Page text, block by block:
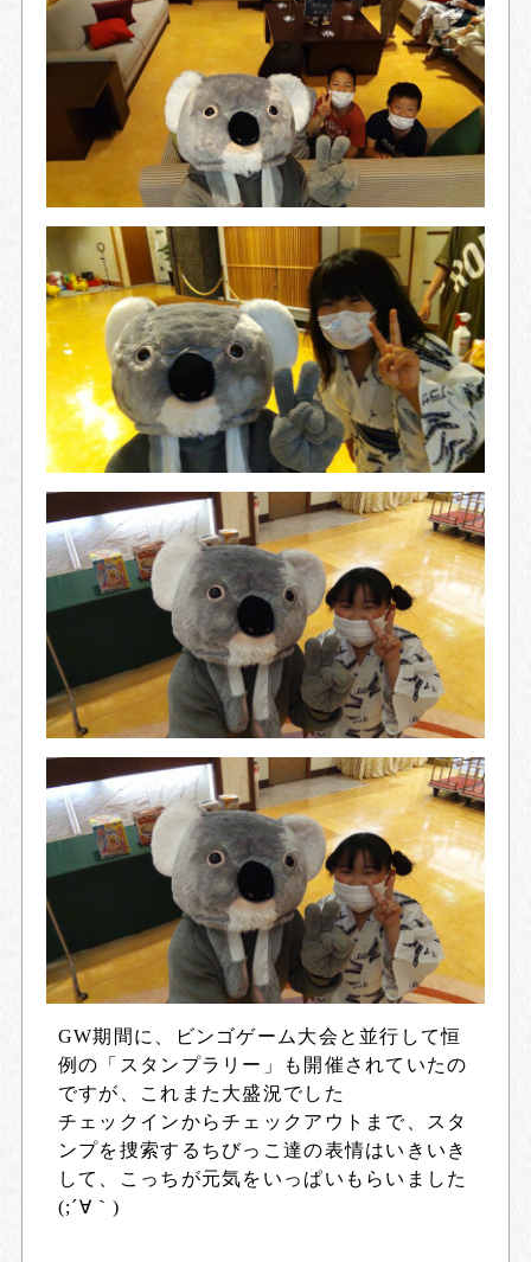
GW期間に、ビンゴゲーム大会と並行して恒
例の「スタンプラリー」も開催されていたの
ですが、これまた大盛況でした
チェックインからチェックアウトまで、スタ
ンプを捜索するちびっこ達の表情はいきいき
して、こっちが元気をいっぱいもらいました
(;´∀｀)